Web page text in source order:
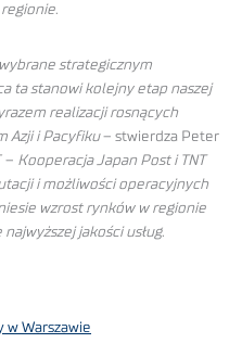
regionie.
strategicznym
ta stanowi kolejny etap naszej
realizacji rosnących
Azji i Pacyfiku– stwierdza Peter
– Kooperacja Japan Post i TNT
i możliwości operacyjnych
wzrost rynków w regionie
jakości usług.
w Warszawie